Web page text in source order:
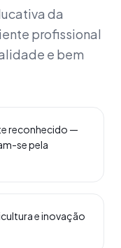
da
profissional
e bem
reconhecido —
se pela
e inovação